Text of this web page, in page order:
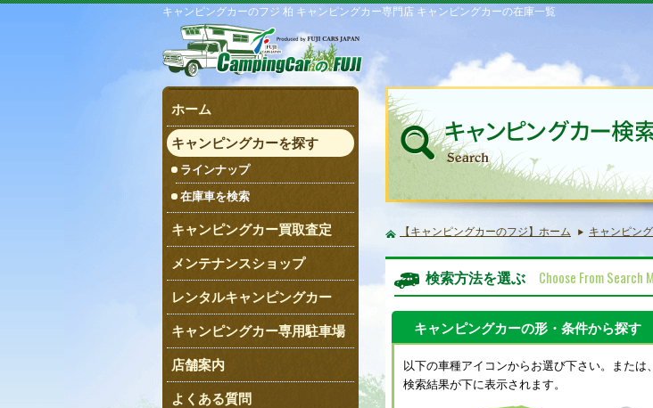
キャンピングカーのフジ 柏 キャンピングカー専門店 キャンピングカーの在庫一覧
【キャンピングカーのフジ】ホーム キャンピン
検索方法を選ぶ Choose From Search
キャンピングカーの形・条件から探す
以下の車種アイコンからお選び下さい。または
検索結果が下に表示されます。
ホーム
キャンピングカーを探す
ラインナップ
在庫車を検索
キャンピングカー買取査定
メンテナンスショップ
レンタルキャンピングカー
キャンピングカー専用駐車場
店舗案内
よくある質問